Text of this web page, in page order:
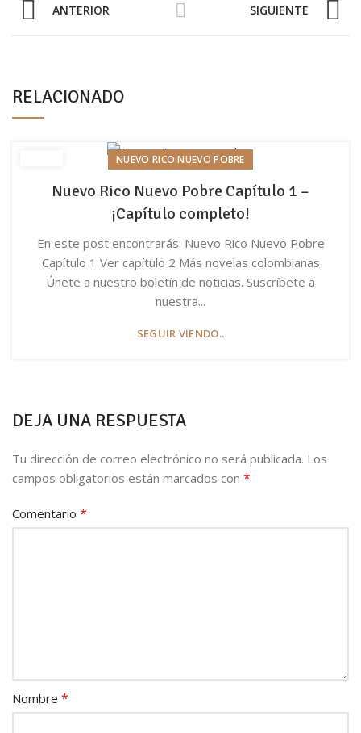
ANTERIOR SIGUIENTE
RELACIONADO
NUEVO RICO NUEVO POBRE
Nuevo Rico Nuevo Pobre Capítulo 1 –
¡Capítulo completo!
En este post encontrarás: Nuevo Rico Nuevo Pobre
Capítulo 1 Ver capítulo 2 Más novelas colombianas
Únete a nuestro boletín de noticias. Suscríbete a
nuestra...
SEGUIR VIENDO..
DEJA UNA RESPUESTA
Tu dirección de correo electrónico no será publicada. Los
campos obligatorios están marcados con *
Comentario *
Nombre *